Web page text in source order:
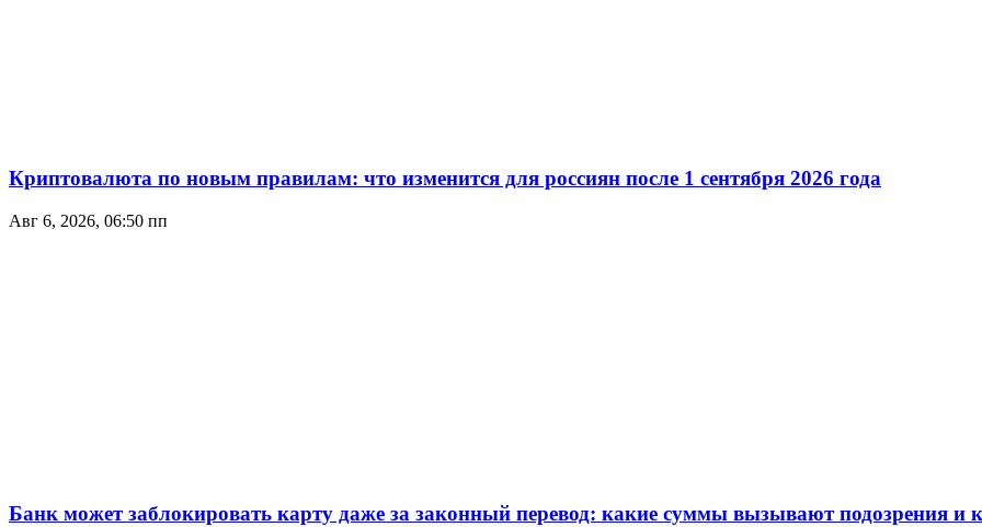
Криптовалюта по новым правилам: что изменится для россиян после 1 сентября 2026 года
Авг 6, 2026, 06:50 пп
Банк может заблокировать карту даже за законный перевод: какие суммы вызывают подозрения и